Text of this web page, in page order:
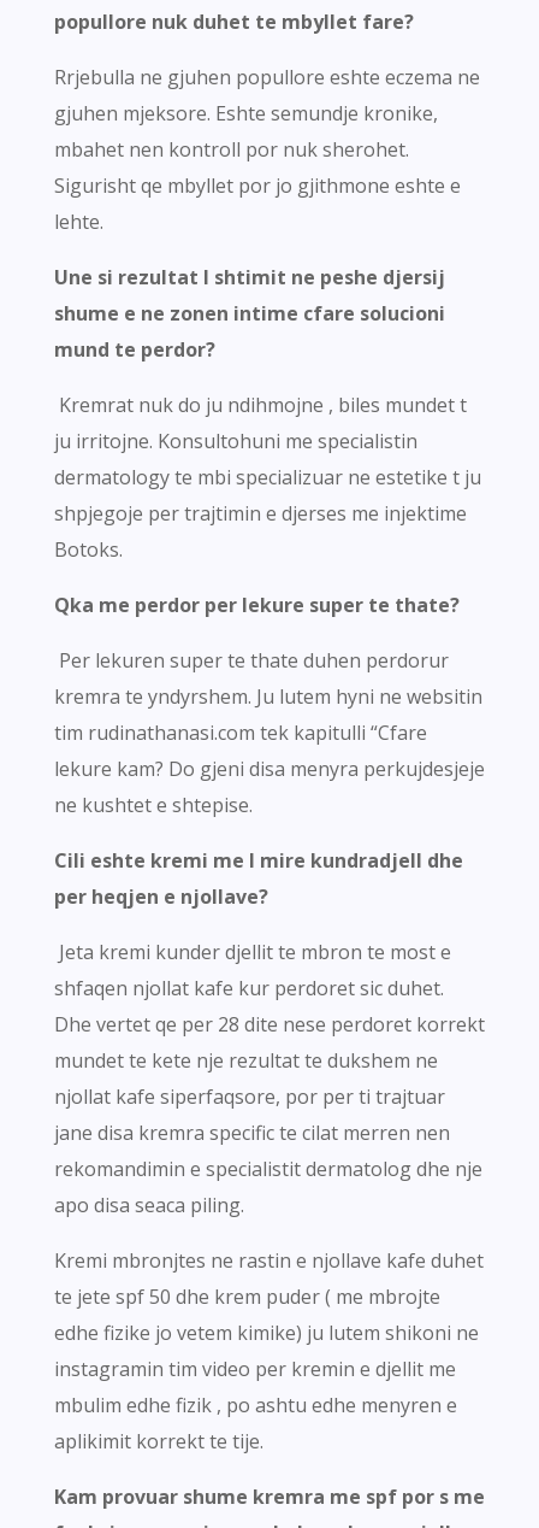
popullore nuk duhet te mbyllet fare?
Rrjebulla ne gjuhen popullore eshte eczema ne
gjuhen mjeksore. Eshte semundje kronike,
mbahet nen kontroll por nuk sherohet.
Sigurisht qe mbyllet por jo gjithmone eshte e
lehte.
Une si rezultat I shtimit ne peshe djersij
shume e ne zonen intime cfare solucioni
mund te perdor?
Kremrat nuk do ju ndihmojne , biles mundet t
ju irritojne. Konsultohuni me specialistin
dermatology te mbi specializuar ne estetike t ju
shpjegoje per trajtimin e djerses me injektime
Botoks.
Qka me perdor per lekure super te thate?
Per lekuren super te thate duhen perdorur
kremra te yndyrshem. Ju lutem hyni ne websitin
tim rudinathanasi.com tek kapitulli “Cfare
lekure kam? Do gjeni disa menyra perkujdesjeje
ne kushtet e shtepise.
Cili eshte kremi me I mire kundradjell dhe
per heqjen e njollave?
Jeta kremi kunder djellit te mbron te most e
shfaqen njollat kafe kur perdoret sic duhet.
Dhe vertet qe per 28 dite nese perdoret korrekt
mundet te kete nje rezultat te dukshem ne
njollat kafe siperfaqsore, por per ti trajtuar
jane disa kremra specific te cilat merren nen
rekomandimin e specialistit dermatolog dhe nje
apo disa seaca piling.
Kremi mbronjtes ne rastin e njollave kafe duhet
te jete spf 50 dhe krem puder ( me mbrojte
edhe fizike jo vetem kimike) ju lutem shikoni ne
instagramin tim video per kremin e djellit me
mbulim edhe fizik , po ashtu edhe menyren e
aplikimit korrekt te tije.
Kam provuar shume kremra me spf por s me